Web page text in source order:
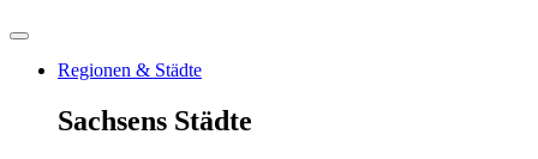
Regionen & Städte
Sachsens Städte